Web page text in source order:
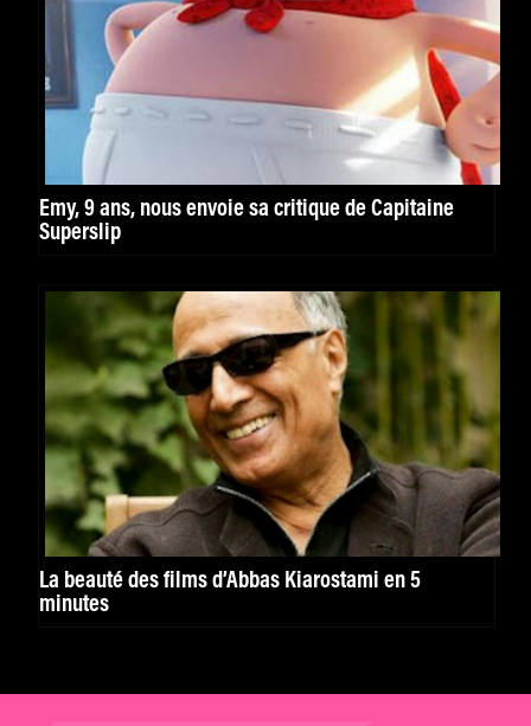
Emy, 9 ans, nous envoie sa critique de Capitaine
Superslip
La beauté des films d’Abbas Kiarostami en 5
minutes